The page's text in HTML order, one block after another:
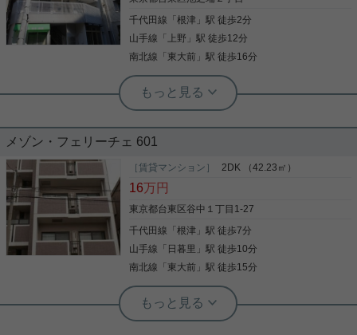
なってください ご興味のある方はお気軽にお問い合
わせください ご連絡お待ちしております
写真(9)
千代田線 「根津 」駅 徒歩2分
山手線 「 上野 」駅 徒歩12分
南北線 「 東大前 」駅 徒歩16分
根津駅前センター（実用根津ホーム株式会社 根津駅前センター） スタ
ッフ小西
階段の４階部分の為、お手頃な家賃設
定です
単身者用 広々と利用したい方にはオススメです。 日
当たりも良好です。
写真(9)
メゾン・フェリーチェ 601
［賃貸マンション］ 2DK （42.23㎡）
16万円
東京都台東区谷中１丁目1-27
千代田線 「根津 」駅 徒歩7分
山手線 「 日暮里 」駅 徒歩10分
南北線 「 東大前 」駅 徒歩15分
根津駅前センター（実用根津ホーム株式会社 根津駅前センター） スタ
ッフ小西
藝大近くの防音室